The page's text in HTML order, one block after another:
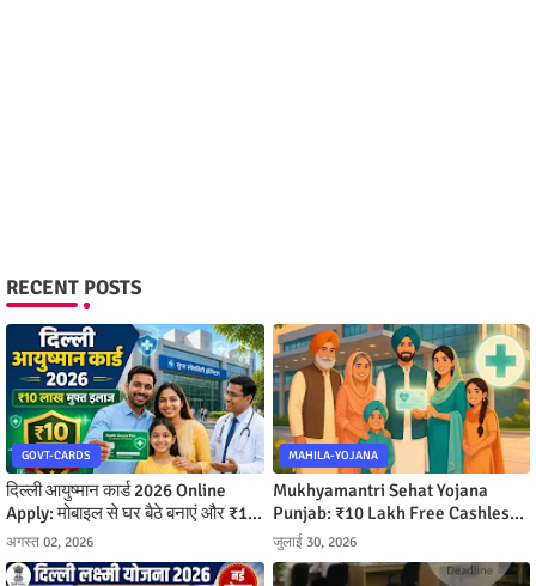
RECENT POSTS
GOVT-CARDS
दिल्ली आयुष्मान कार्ड 2026 Online
Apply: मोबाइल से घर बैठे बनाएं और ₹10
लाख तक मुफ्त इलाज पाएं
अगस्त 02, 2026
MAHILA-YOJANA
Mukhyamantri Sehat Yojana
Punjab: ₹10 Lakh Free Cashless
Ilaj Kaise Milega
जुलाई 30, 2026